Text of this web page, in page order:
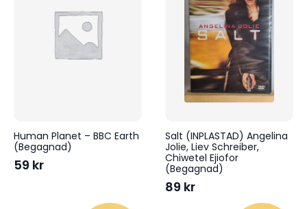
Human Planet – BBC Earth
(Begagnad)
59 kr
Salt (INPLASTAD) Angelina
Jolie, Liev Schreiber,
Chiwetel Ejiofor
(Begagnad)
89 kr